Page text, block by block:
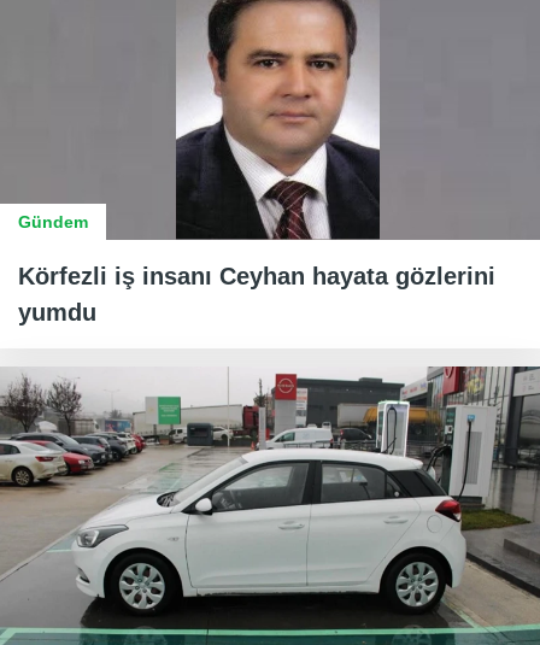
Gündem
Körfezli iş insanı Ceyhan hayata gözlerini
yumdu